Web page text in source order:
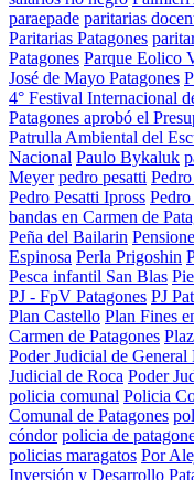
paraepade paritarias
Paritarias Patagones
Patagones Parque Eolico
José de Mayo Patagones
4° Festival Internacional
Patagones aprobó el
Patrulla Ambiental del
Nacional Paulo Bykaluk
Meyer pedro pesatti
Pedro Pesatti Ipross
bandas en Carmen de
Peña del Bailarin
Espinosa Perla Prigoshin
Pesca infantil San Blas
PJ - FpV Patagones PJ
Plan Castello Plan Fines
Carmen de Patagones
Poder Judicial de General
Judicial de Roca Poder
policia comunal Policia
Comunal de Patagones
cóndor policia de
policias maragatos Por
Inversión y Desarrollo